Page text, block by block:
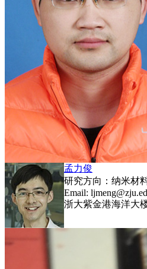
孟力俊
研究方向：纳米材
Email:
浙大紫金港海洋大